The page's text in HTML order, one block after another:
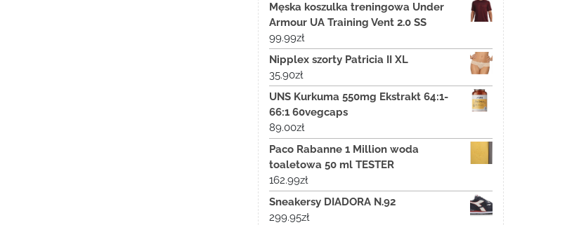
Męska koszulka treningowa Under
Armour UA Training Vent 2.0 SS
99.99zł
Nipplex szorty Patricia II XL
35.90zł
UNS Kurkuma 550mg Ekstrakt 64:1-
66:1 60vegcaps
89.00zł
Paco Rabanne 1 Million woda
toaletowa 50 ml TESTER
162.99zł
Sneakersy DIADORA N.92
299.95zł